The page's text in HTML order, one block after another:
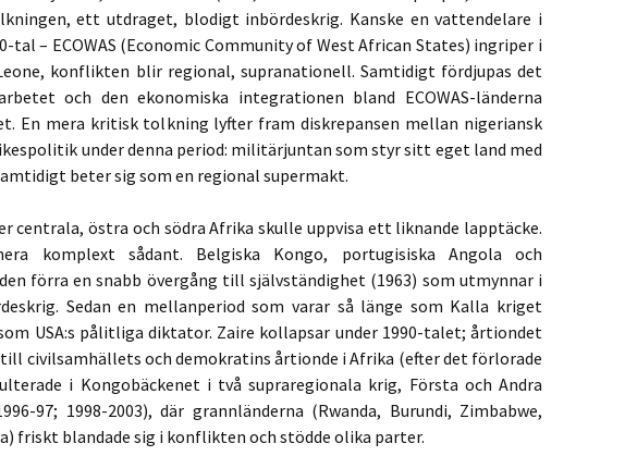
ett utdraget, blodigt inbördeskrig. Kanske en vattendelare i
tal – ECOWAS (Economic Community of West African States) ingriper i
konflikten blir regional, supranationell. Samtidigt fördjupas det
och den ekonomiska integrationen bland ECOWAS-länderna
En mera kritisk tolkning lyfter fram diskrepansen mellan nigeriansk
under denna period: militärjuntan som styr sitt eget land med
beter sig som en regional supermakt.
centrala, östra och södra Afrika skulle uppvisa ett liknande lapptäcke.
komplext sådant. Belgiska Kongo, portugisiska Angola och
förra en snabb övergång till självständighet (1963) som utmynnar i
Sedan en mellanperiod som varar så länge som Kalla kriget
USA:s pålitliga diktator. Zaire kollapsar under 1990-talet; årtiondet
civilsamhällets och demokratins årtionde i Afrika (efter det förlorade
i Kongobäckenet i två supraregionala krig, Första och Andra
97; 1998-2003), där grannländerna (Rwanda, Burundi, Zimbabwe,
friskt blandade sig i konflikten och stödde olika parter.